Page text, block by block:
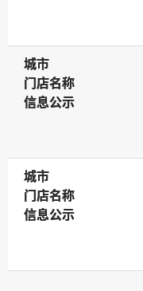
城市
城市
门店名称
门店名称
信息公示
信息公示
城市
城市
门店名称
门店名称
信息公示
信息公示